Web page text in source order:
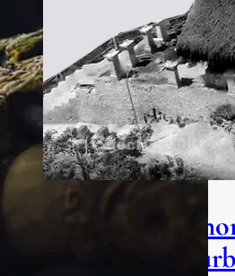
Sentono
balik Tanda